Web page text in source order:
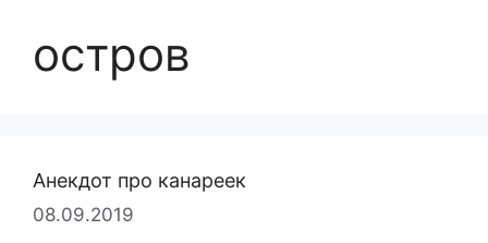
остров
Анекдот про канареек
08.09.2019